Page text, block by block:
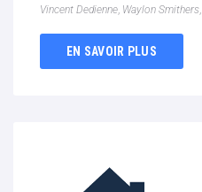
Vincent Dedienne, Waylon Smithers,
EN SAVOIR PLUS